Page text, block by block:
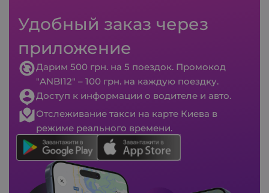
Удобный заказ через
приложение
Дарим 500 грн. на 5 поездок. Промокод
"ANBI12" – 100 грн. на каждую поездку.
Доступ к информации о водителе и авто.
Отслеживание такси на карте Киева в
режиме реального времени.